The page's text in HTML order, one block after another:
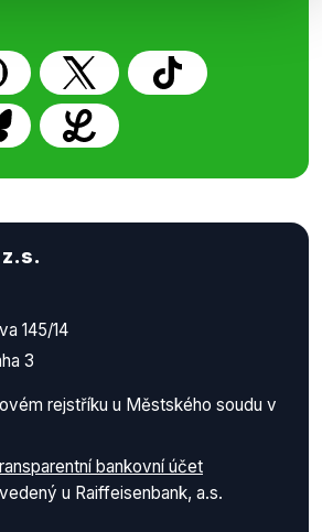
145/14
3
rejstříku u Městského soudu v
bankovní účet
vedený u Raiffeisenbank, a.s.